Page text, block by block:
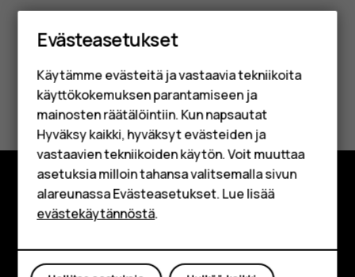
Älypuhelimet
Perinteiset puhelimet
Lisävarusteet
HMD Terra M
Yrityksille
Tabletit
Shop
Oliko tästä apua?
Kyllä Ei
Tutustu
Planet and people
Evästeasetukset
Käytämme evästeitä ja vastaavia tekniikoita
käyttökokemuksen parantamiseen ja
mainosten räätälöintiin. Kun napsautat
Hyväksy kaikki, hyväksyt evästeiden ja
vastaavien tekniikoiden käytön. Voit muuttaa
asetuksia milloin tahansa valitsemalla sivun
alareunassa Evästeasetukset. Lue lisää
evästekäytännöstä.